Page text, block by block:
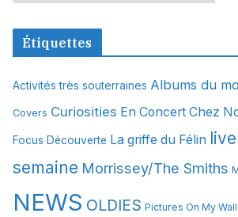
c
v
e
Étiquettes
Activités très souterraines Albums du
Covers Curiosities En Concert Chez
Focus Découverte La griffe du Félin
semaine Morrissey/The Smiths
NEWS OLDIES Pictures On My Wall